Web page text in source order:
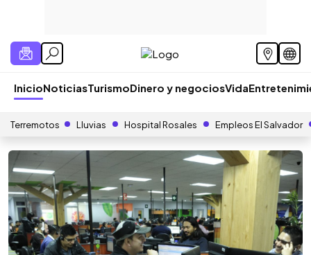
InicioNoticiasTurismoDinero y negociosVida
Terremotos Lluvias Hospital Rosales Empleos El Salvador